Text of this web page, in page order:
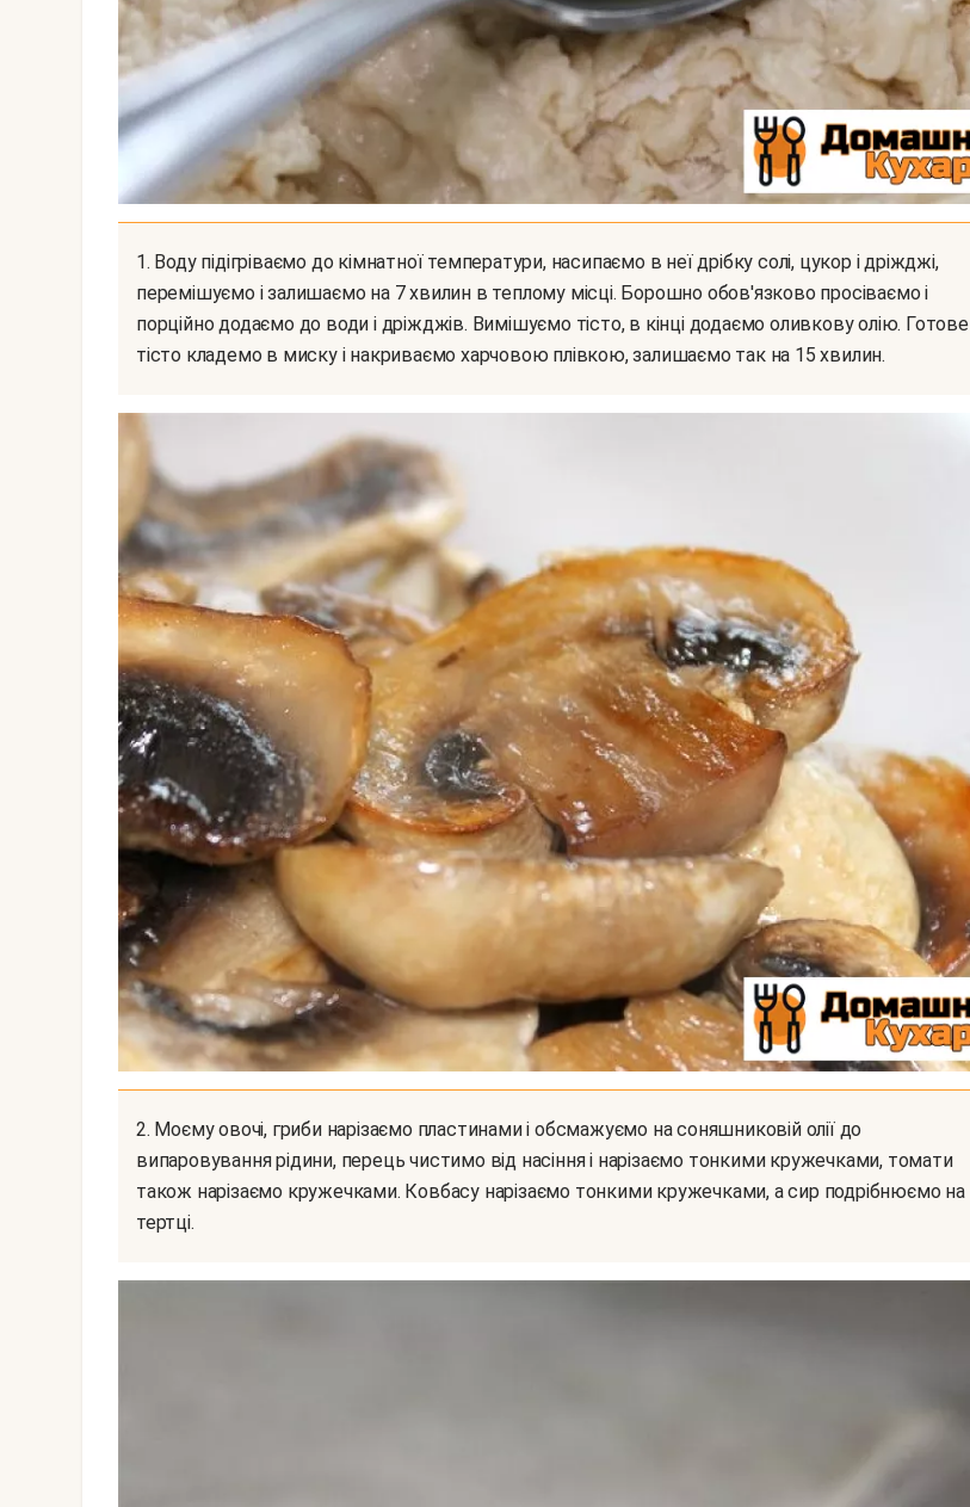
1. Воду підігріваємо до кімнатної температури, насипаємо в неї дрібку солі, цукор і дріжджі,
перемішуємо і залишаємо на 7 хвилин в теплому місці. Борошно обов'язково просіваємо і
порційно додаємо до води і дріжджів. Вимішуємо тісто, в кінці додаємо оливкову олію. Готове
тісто кладемо в миску і накриваємо харчовою плівкою, залишаємо так на 15 хвилин.
2. Моєму овочі, гриби нарізаємо пластинами і обсмажуємо на соняшниковій олії до
випаровування рідини, перець чистимо від насіння і нарізаємо тонкими кружечками, томати
також нарізаємо кружечками. Ковбасу нарізаємо тонкими кружечками, а сир подрібнюємо на
тертці.